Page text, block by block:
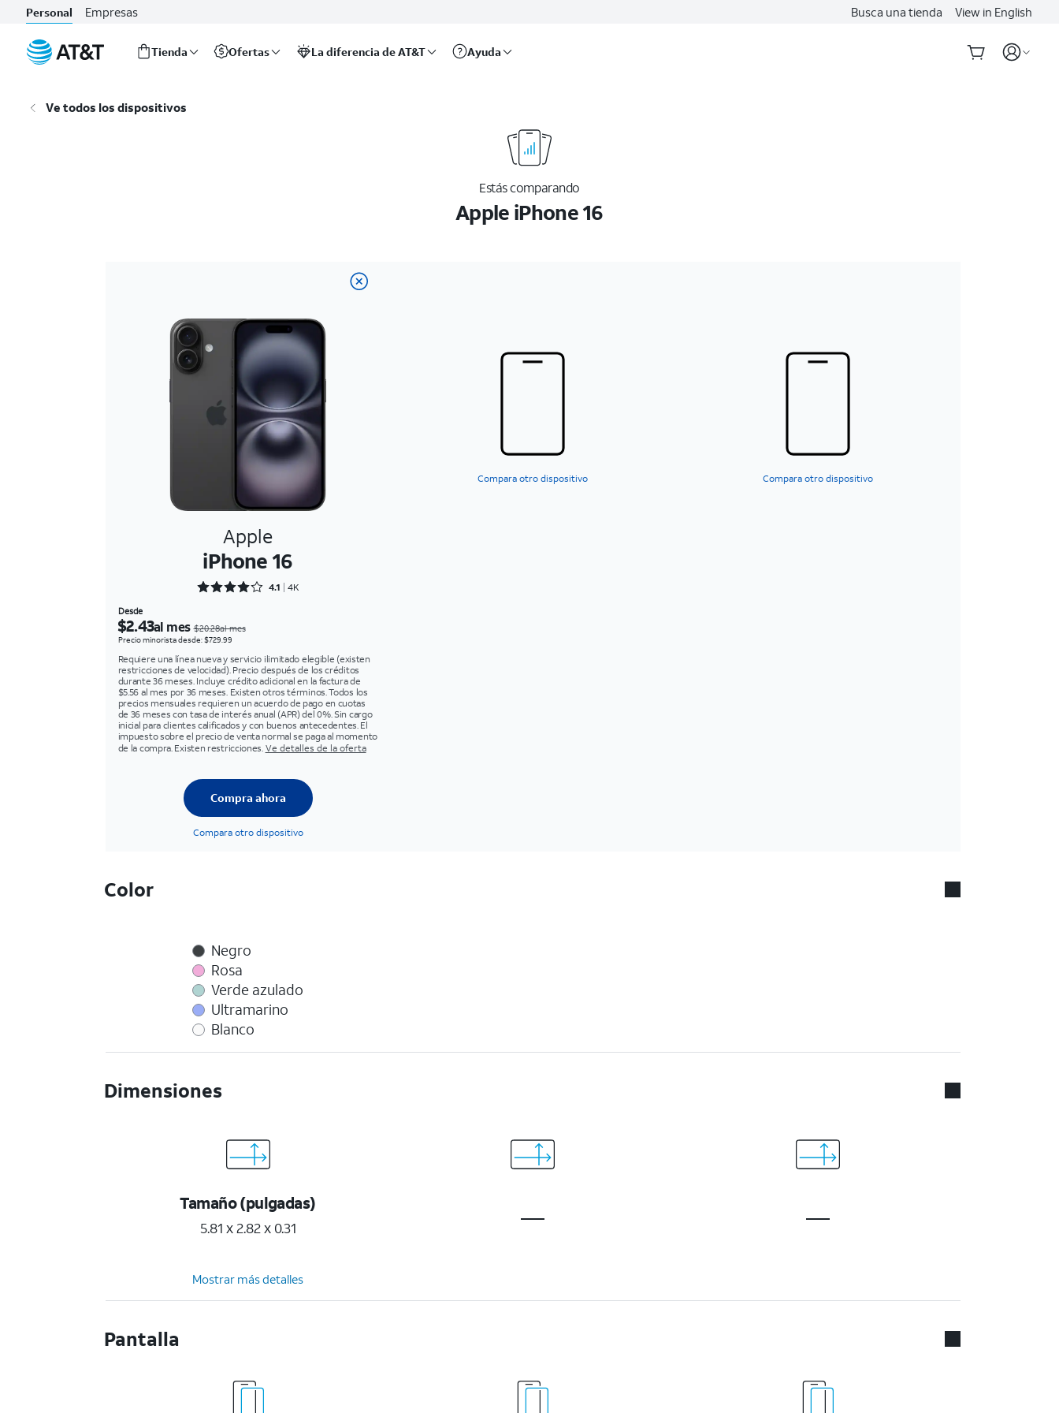
Personal Empresas Busca una tienda View in English
Tienda Ofertas La diferencia de AT&T Ayuda
Ve todos los dispositivos
Estás comparando
Apple iPhone 16
Compara otro dispositivo Compara otro dispositivo
Apple
iPhone 16
Rated 4.1642 out of 5
4.1 4K
Desde
$2.43al mes$20.28al mes
Precio minorista desde: $729.99
Requiere una línea nueva y servicio ilimitado elegible (existen
restricciones de velocidad). Precio después de los créditos
durante 36 meses. Incluye crédito adicional en la factura de
$5.56 al mes por 36 meses. Existen otros términos. Todos los
precios mensuales requieren un acuerdo de pago en cuotas
de 36 meses con tasa de interés anual (APR) del 0%. Sin cargo
inicial para clientes calificados y con buenos antecedentes. El
impuesto sobre el precio de venta normal se paga al momento
de la compra. Existen restricciones. Ve detalles de la oferta
Compra ahora
Compara otro dispositivo
Color
Negro
Rosa
Verde azulado
Ultramarino
Blanco
Dimensiones
Tamaño (pulgadas)
5.81 x 2.82 x 0.31
Mostrar más detalles
Pantalla